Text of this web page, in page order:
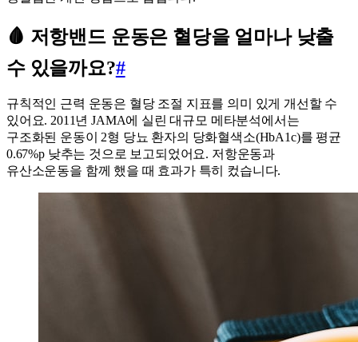
🩸 저항밴드 운동은 혈당을 얼마나 낮출
수 있을까요?#
규칙적인 근력 운동은 혈당 조절 지표를 의미 있게 개선할 수
있어요. 2011년 JAMA에 실린 대규모 메타분석에서는
구조화된 운동이 2형 당뇨 환자의 당화혈색소(HbA1c)를 평균
0.67%p 낮추는 것으로 보고되었어요. 저항운동과
유산소운동을 함께 했을 때 효과가 특히 컸습니다.